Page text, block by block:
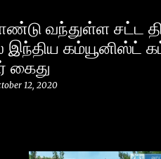
வந்துள்ள சட்ட
கம்யூனிஸ்ட்
கைது
12, 2020